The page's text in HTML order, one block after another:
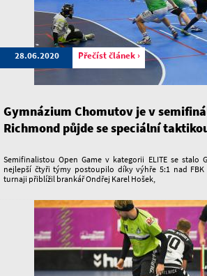
28.06.2020 Přečíst článek ›
Gymnázium Chomutov je v
Richmond půjde se speciální
Semifinalistou Open Game v kategorii ELITE se stalo
nejlepší čtyři týmy postoupilo díky výhře 5:1 nad FBK
turnaji přiblížil brankář Ondřej Karel Hošek,